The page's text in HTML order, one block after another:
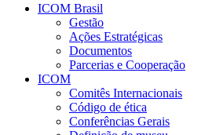
ICOM Brasil
Gestão
Ações Estratégicas
Documentos
Parcerias e Cooperação
ICOM
Comitês Internacionais
Código de ética
Conferências Gerais